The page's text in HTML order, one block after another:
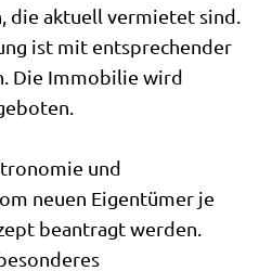
die aktuell vermietet sind.
ist mit entsprechender
Die Immobilie wird
und
neuen Eigentümer je
beantragt werden.